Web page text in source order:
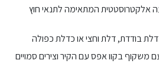
אלקטרוסטטית המתאימה לתנאי חוץ
בודדת, דלת וחצי או כדלת כפולה
משקוף בקוו אפס עם הקיר וצירים סמויים